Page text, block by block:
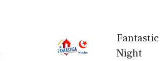
Fantastic
Night